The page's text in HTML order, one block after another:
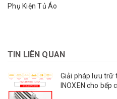
Phụ Kiện Tủ Áo
TIN LIÊN QUAN
Giải pháp lưu trữ
INOXEN cho bếp